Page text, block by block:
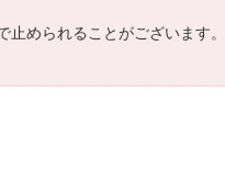
められることがございます